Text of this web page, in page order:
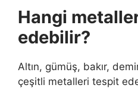
Hangi
edebilir?
Altın, gümüş, bakır,
çeşitli metalleri tespit